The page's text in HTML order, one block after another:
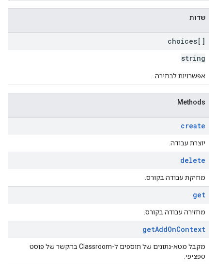
שדות
choices[]
string
אפשרויות לבחירה.
Methods
create
יוצרת עבודה.
delete
מחיקת עבודה בקורס.
get
מחזירה עבודה בקורס.
getAddOnContext
מקבל מטא-נתונים של תוספים ל-Classroom בהקשר של פוסט
ספציפי.